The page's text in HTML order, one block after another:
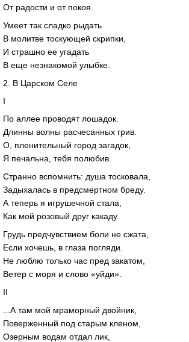
От радости и от покоя.
Умеет так сладко рыдать
В молитве тоскующей скрипки,
И страшно ее угадать
В еще незнакомой улыбке.
2. В Царском Селе
I
По аллее проводят лошадок.
Длинны волны расчесанных грив.
О, пленительный город загадок,
Я печальна, тебя полюбив.
Странно вспомнить: душа тосковала,
Задыхалась в предсмертном бреду.
А теперь я игрушечной стала,
Как мой розовый друг какаду.
Грудь предчувствием боли не сжата,
Если хочешь, в глаза погляди.
Не люблю только час пред закатом,
Ветер с моря и слово «уйди».
II
...А там мой мраморный двойник,
Поверженный под старым кленом,
Озерным водам отдал лик,